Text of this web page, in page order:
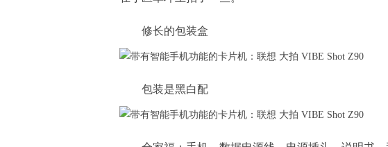
修长的包装盒
包装是黑白配